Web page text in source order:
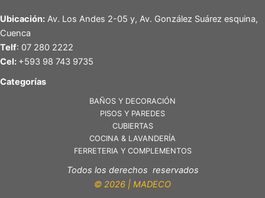
Ubicación: Av. Los Andes 2-05 y, Av. González Suárez esquina,
Cuenca
Telf: 07 280 2222
Cel: +593 98 743 9735
Categorías
BAÑOS Y DECORACIÓN
PISOS Y PAREDES
CUBIERTAS
COCINA & LAVANDERÍA
FERRETERIA Y COMPLEMENTOS
Todos los derechos reservados
© 2026 | MADECO